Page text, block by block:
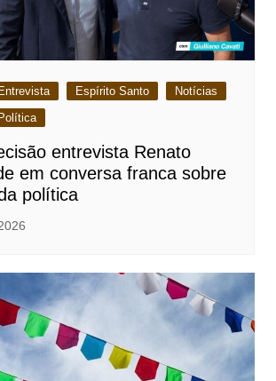
Entrevista Espírito Santo
Notícias
Política
entrevista Renato
em conversa franca sobre
política